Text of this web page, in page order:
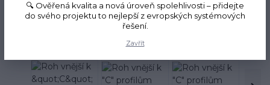
🔍 Ověřená kvalita a nová úroveň spolehlivosti – přidejte
do svého projektu to nejlepší z evropských systémových
řešení.
Zavřít